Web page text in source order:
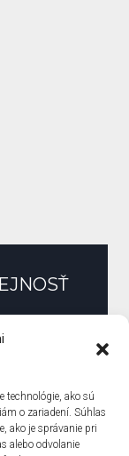
technológie, ako sú
o zariadení. Súhlas
ako je správanie pri
alebo odvolanie